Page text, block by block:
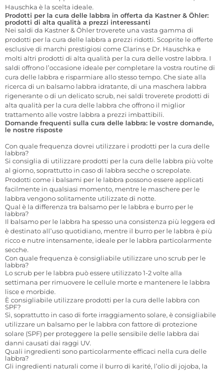
Hauschka è la scelta ideale.
Prodotti per la cura delle labbra in offerta da Kastner & Öhler:
prodotti di alta qualità a prezzi interessanti
Nei saldi da Kastner & Öhler troverete una vasta gamma di
prodotti per la cura delle labbra a prezzi ridotti. Scoprite le offerte
esclusive di marchi prestigiosi come Clarins e Dr. Hauschka e
molti altri prodotti di alta qualità per la cura delle vostre labbra. I
saldi offrono l’occasione ideale per completare la vostra routine di
cura delle labbra e risparmiare allo stesso tempo. Che siate alla
ricerca di un balsamo labbra idratante, di una maschera labbra
rigenerante o di un delicato scrub, nei saldi troverete prodotti di
alta qualità per la cura delle labbra che offrono il miglior
trattamento alle vostre labbra a prezzi imbattibili.
Domande frequenti sulla cura delle labbra: le vostre domande,
le nostre risposte
Con quale frequenza dovrei utilizzare i prodotti per la cura delle
labbra?
Si consiglia di utilizzare prodotti per la cura delle labbra più volte
al giorno, soprattutto in caso di labbra secche o screpolate.
Prodotti come i balsami per le labbra possono essere applicati
facilmente in qualsiasi momento, mentre le maschere per le
labbra vengono solitamente utilizzate di notte.
Qual è la differenza tra balsamo per le labbra e burro per le
labbra?
Il balsamo per le labbra ha spesso una consistenza più leggera ed
è destinato all’uso quotidiano, mentre il burro per le labbra è più
ricco e nutre intensamente, ideale per le labbra particolarmente
secche.
Con quale frequenza è consigliabile utilizzare uno scrub per le
labbra?
Lo scrub per le labbra può essere utilizzato 1-2 volte alla
settimana per rimuovere le cellule morte e mantenere le labbra
lisce e morbide.
È consigliabile utilizzare prodotti per la cura delle labbra con
SPF?
Sì, soprattutto in caso di forte irraggiamento solare, è consigliabile
utilizzare un balsamo per le labbra con fattore di protezione
solare (SPF) per proteggere la pelle sensibile delle labbra dai
danni causati dai raggi UV.
Quali ingredienti sono particolarmente efficaci nella cura delle
labbra?
Gli ingredienti naturali come il burro di karité, l’olio di jojoba, la